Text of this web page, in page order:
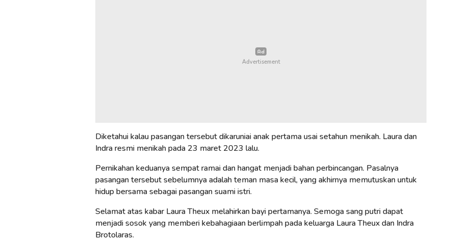
Diketahui kalau pasangan tersebut dikaruniai anak pertama usai setahun menikah. Laura dan
Indra resmi menikah pada 23 maret 2023 lalu.
Pernikahan keduanya sempat ramai dan hangat menjadi bahan perbincangan. Pasalnya
pasangan tersebut sebelumnya adalah teman masa kecil, yang akhirnya memutuskan untuk
hidup bersama sebagai pasangan suami istri.
Selamat atas kabar Laura Theux melahirkan bayi pertamanya. Semoga sang putri dapat
menjadi sosok yang memberi kebahagiaan berlimpah pada keluarga Laura Theux dan Indra
Brotolaras.